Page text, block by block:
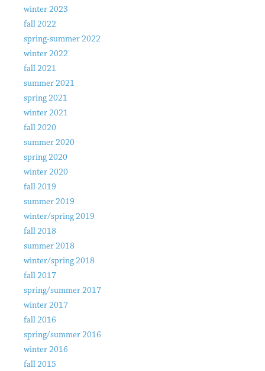
winter 2023
fall 2022
spring-summer 2022
winter 2022
fall 2021
summer 2021
spring 2021
winter 2021
fall 2020
summer 2020
spring 2020
winter 2020
fall 2019
summer 2019
winter/spring 2019
fall 2018
summer 2018
winter/spring 2018
fall 2017
spring/summer 2017
winter 2017
fall 2016
spring/summer 2016
winter 2016
fall 2015